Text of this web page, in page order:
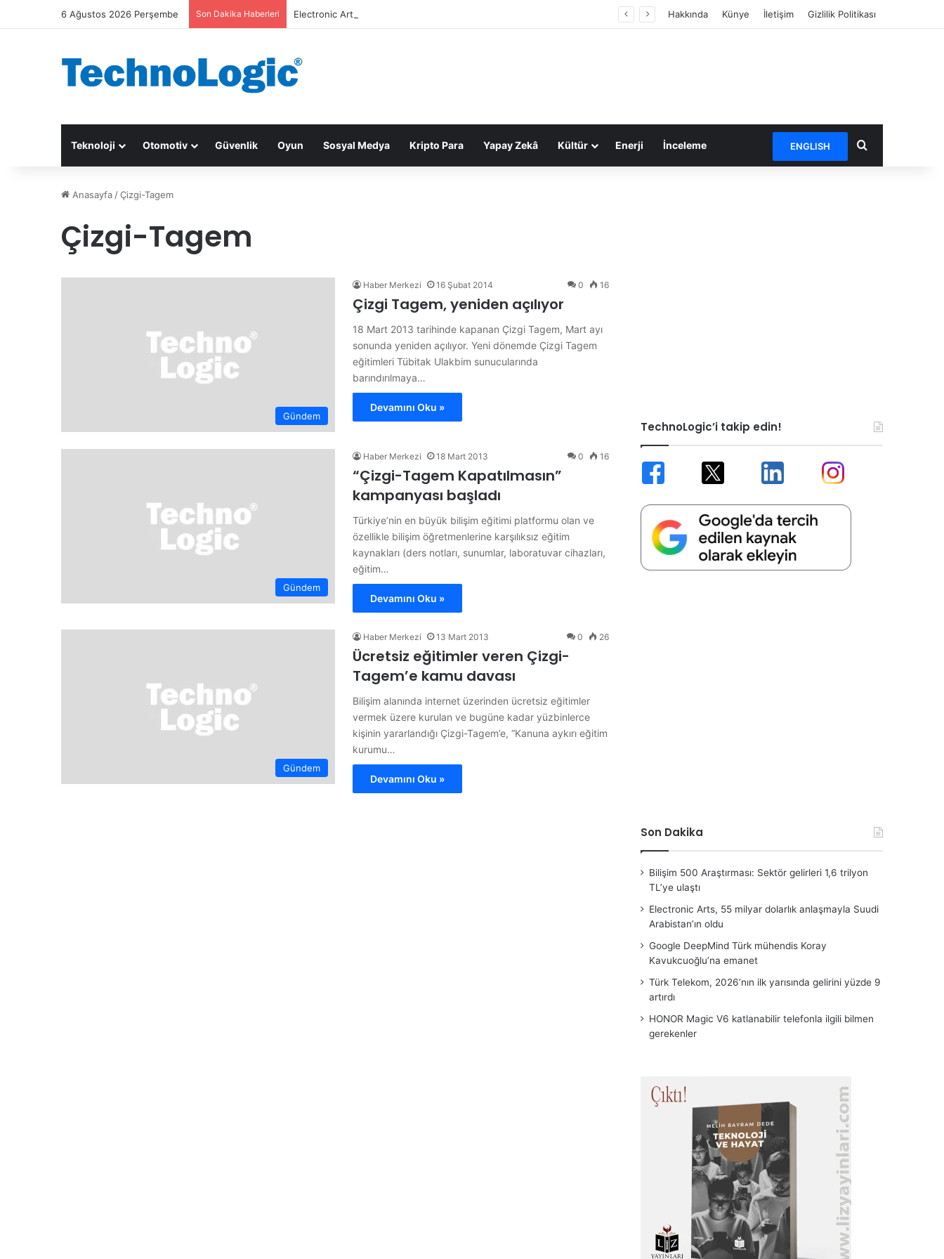
6 Ağustos 2026 Perşembe Son Dakika Haberleri Electronic Arts, 55 milyar dolarlık anlaşmayla Suudi Arabistan’ın oldu Hakkında Künye İletişim Gizlilik Politikası
Teknoloji Otomotiv Güvenlik Oyun Sosyal Medya Kripto Para Yapay Zekâ Kültür Enerji İnceleme ENGLISH Arama yap ...
Anasayfa /Çizgi-Tagem
Çizgi-Tagem
Gündem
Haber Merkezi 16 Şubat 2014 0 16
Çizgi Tagem, yeniden açılıyor
18 Mart 2013 tarihinde kapanan Çizgi Tagem, Mart ayı
sonunda yeniden açılıyor. Yeni dönemde Çizgi Tagem
eğitimleri Tübitak Ulakbim sunucularında
barındırılmaya…
Devamını Oku »
Gündem
Haber Merkezi 18 Mart 2013 0 16
“Çizgi-Tagem Kapatılmasın”
kampanyası başladı
Türkiye’nin en büyük bilişim eğitimi platformu olan ve
özellikle bilişim öğretmenlerine karşılıksız eğitim
kaynakları (ders notları, sunumlar, laboratuvar cihazları,
eğitim…
Devamını Oku »
Gündem
Haber Merkezi 13 Mart 2013 0 26
Ücretsiz eğitimler veren Çizgi-
Tagem’e kamu davası
Bilişim alanında internet üzerinden ücretsiz eğitimler
vermek üzere kurulan ve bugüne kadar yüzbinlerce
kişinin yararlandığı Çizgi-Tagem’e, “Kanuna aykırı eğitim
kurumu…
Devamını Oku »
TechnoLogic’i takip edin!
Son Dakika
Bilişim 500 Araştırması: Sektör gelirleri 1,6 trilyon
TL’ye ulaştı
Electronic Arts, 55 milyar dolarlık anlaşmayla Suudi
Arabistan’ın oldu
Google DeepMind Türk mühendis Koray
Kavukcuoğlu’na emanet
Türk Telekom, 2026’nın ilk yarısında gelirini yüzde 9
artırdı
HONOR Magic V6 katlanabilir telefonla ilgili bilmen
gerekenler